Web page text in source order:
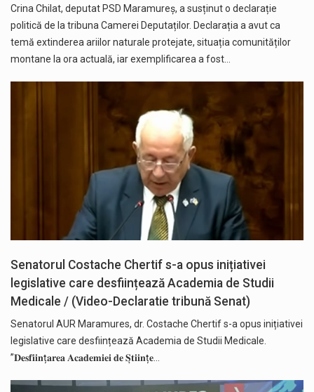
Crina Chilat, deputat PSD Maramureș, a susținut o declarație
politică de la tribuna Camerei Deputaților. Declarația a avut ca
temă extinderea ariilor naturale protejate, situația comunităților
montane la ora actuală, iar exemplificarea a fost…
Senatorul Costache Chertif s-a opus inițiativei
legislative care desființează Academia de Studii
Medicale / (Video-Declaratie tribună Senat)
Senatorul AUR Maramures, dr. Costache Chertif s-a opus inițiativei
legislative care desființează Academia de Studii Medicale.
”𝐃𝐞𝐬𝐟𝐢𝐢𝐧ț𝐚𝐫𝐞𝐚 𝐀𝐜𝐚𝐝𝐞𝐦𝐢𝐞𝐢 𝐝𝐞 𝐒̦𝐭𝐢𝐢𝐧ț𝐞…